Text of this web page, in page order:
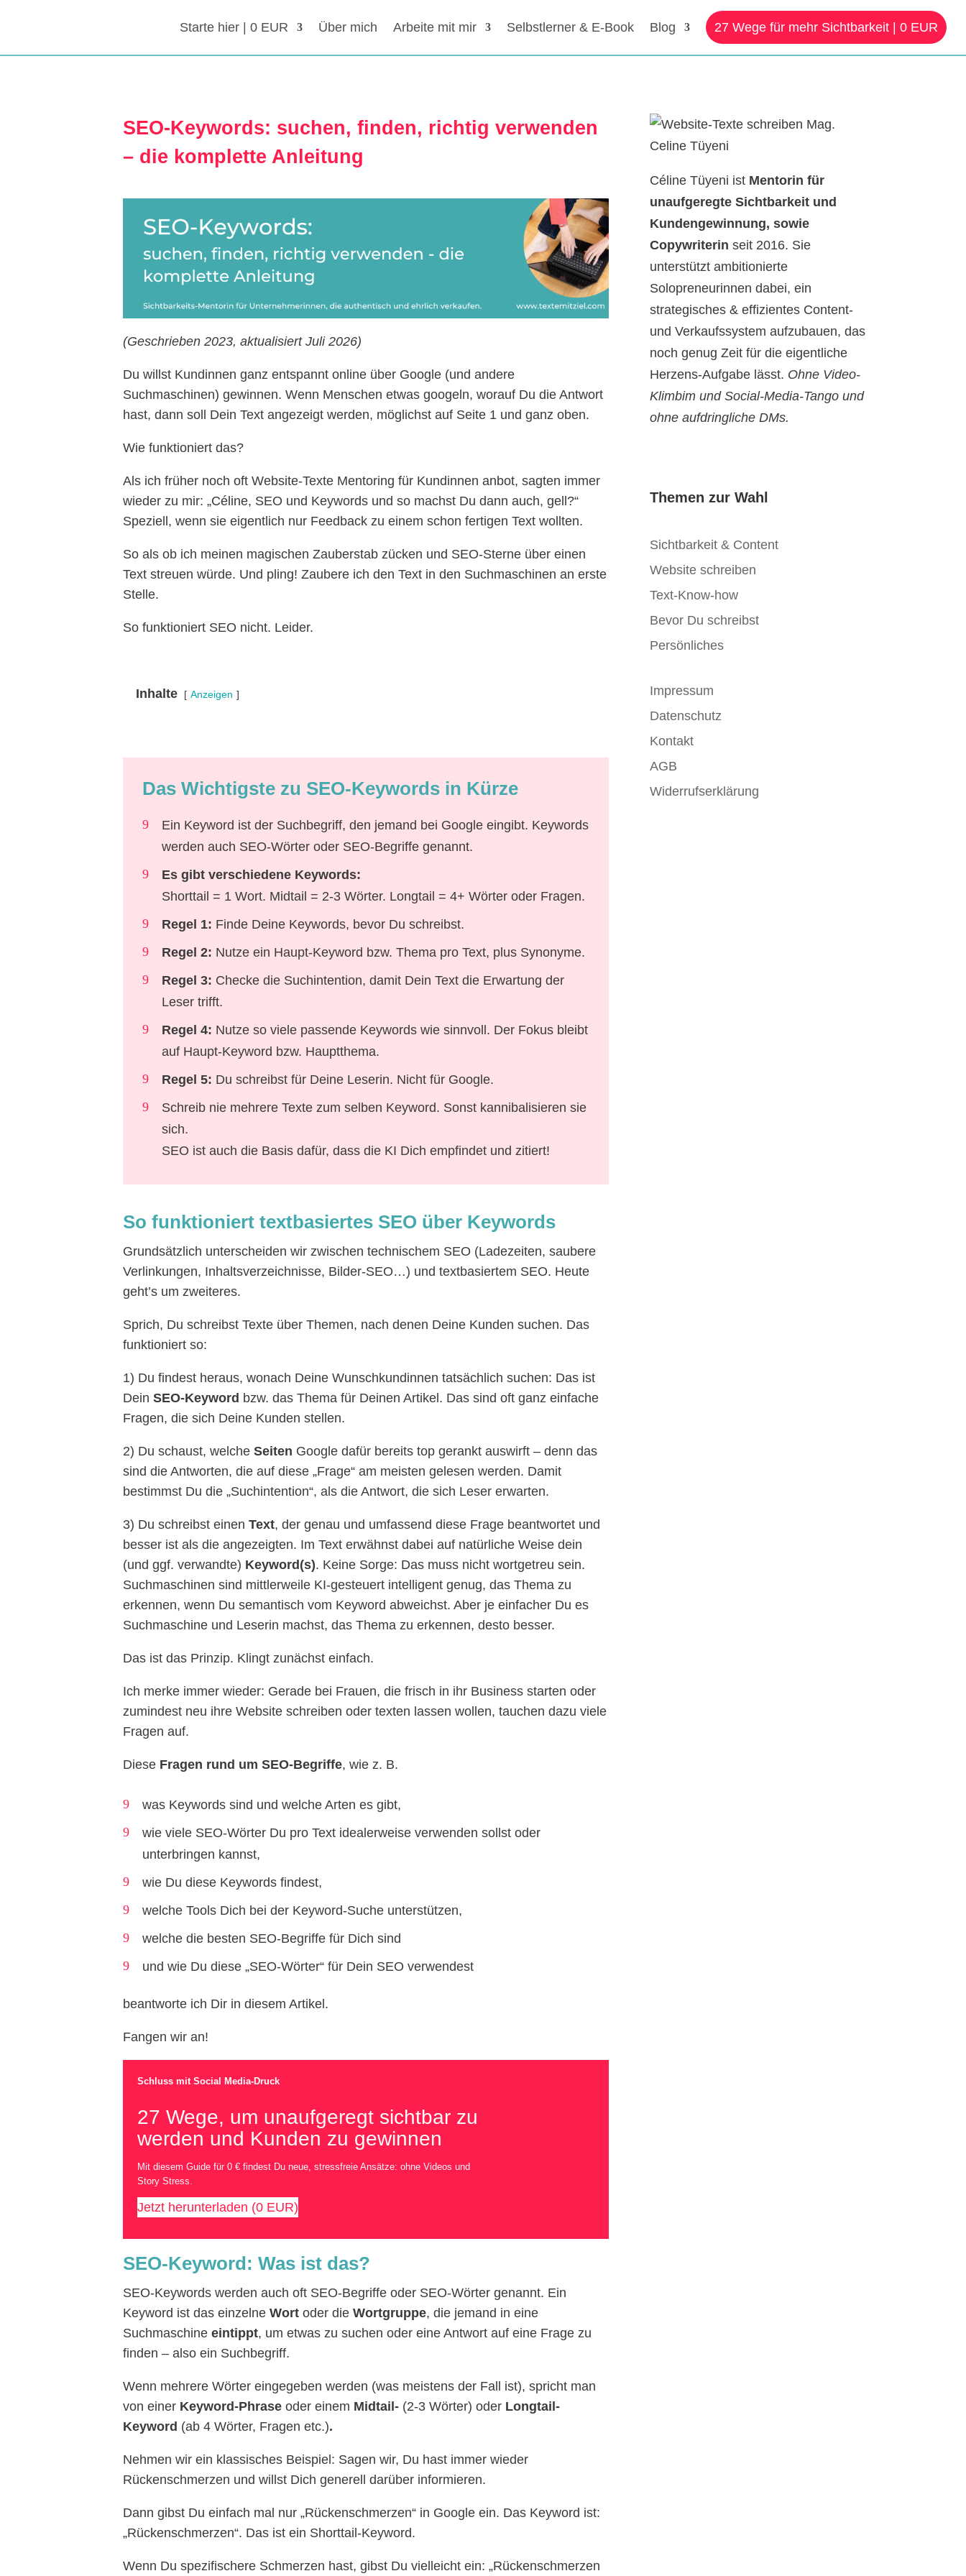
Starte hier | 0 EUR Über mich Arbeite mit mir Selbstlerner & E-Book Blog 27 Wege für mehr Sichtbarkeit | 0 EUR
SEO-Keywords: suchen, finden, richtig verwenden
– die komplette Anleitung
(Geschrieben 2023, aktualisiert Juli 2026)
Du willst Kundinnen ganz entspannt online über Google (und andere
Suchmaschinen) gewinnen. Wenn Menschen etwas googeln, worauf Du die Antwort
hast, dann soll Dein Text angezeigt werden, möglichst auf Seite 1 und ganz oben.
Wie funktioniert das?
Als ich früher noch oft Website-Texte Mentoring für Kundinnen anbot, sagten immer
wieder zu mir: „Céline, SEO und Keywords und so machst Du dann auch, gell?“
Speziell, wenn sie eigentlich nur Feedback zu einem schon fertigen Text wollten.
So als ob ich meinen magischen Zauberstab zücken und SEO-Sterne über einen
Text streuen würde. Und pling! Zaubere ich den Text in den Suchmaschinen an erste
Stelle.
So funktioniert SEO nicht. Leider.
Inhalte Anzeigen
Das Wichtigste zu SEO-Keywords in Kürze
Ein Keyword ist der Suchbegriff, den jemand bei Google eingibt. Keywords
werden auch SEO-Wörter oder SEO-Begriffe genannt.
Es gibt verschiedene Keywords:
Shorttail = 1 Wort. Midtail = 2-3 Wörter. Longtail = 4+ Wörter oder Fragen.
Regel 1: Finde Deine Keywords, bevor Du schreibst.
Regel 2: Nutze ein Haupt-Keyword bzw. Thema pro Text, plus Synonyme.
Regel 3: Checke die Suchintention, damit Dein Text die Erwartung der
Leser trifft.
Regel 4: Nutze so viele passende Keywords wie sinnvoll. Der Fokus bleibt
auf Haupt-Keyword bzw. Hauptthema.
Regel 5: Du schreibst für Deine Leserin. Nicht für Google.
Schreib nie mehrere Texte zum selben Keyword. Sonst kannibalisieren sie
sich.
SEO ist auch die Basis dafür, dass die KI Dich empfindet und zitiert!
So funktioniert textbasiertes SEO über Keywords
Grundsätzlich unterscheiden wir zwischen technischem SEO (Ladezeiten, saubere
Verlinkungen, Inhaltsverzeichnisse, Bilder-SEO…) und textbasiertem SEO. Heute
geht’s um zweiteres.
Sprich, Du schreibst Texte über Themen, nach denen Deine Kunden suchen. Das
funktioniert so:
1) Du findest heraus, wonach Deine Wunschkundinnen tatsächlich suchen: Das ist
Dein SEO-Keyword bzw. das Thema für Deinen Artikel. Das sind oft ganz einfache
Fragen, die sich Deine Kunden stellen.
2) Du schaust, welche Seiten Google dafür bereits top gerankt auswirft – denn das
sind die Antworten, die auf diese „Frage“ am meisten gelesen werden. Damit
bestimmst Du die „Suchintention“, als die Antwort, die sich Leser erwarten.
3) Du schreibst einen Text, der genau und umfassend diese Frage beantwortet und
besser ist als die angezeigten. Im Text erwähnst dabei auf natürliche Weise dein
(und ggf. verwandte) Keyword(s). Keine Sorge: Das muss nicht wortgetreu sein.
Suchmaschinen sind mittlerweile KI-gesteuert intelligent genug, das Thema zu
erkennen, wenn Du semantisch vom Keyword abweichst. Aber je einfacher Du es
Suchmaschine und Leserin machst, das Thema zu erkennen, desto besser.
Das ist das Prinzip. Klingt zunächst einfach.
Ich merke immer wieder: Gerade bei Frauen, die frisch in ihr Business starten oder
zumindest neu ihre Website schreiben oder texten lassen wollen, tauchen dazu viele
Fragen auf.
Diese Fragen rund um SEO-Begriffe, wie z. B.
was Keywords sind und welche Arten es gibt,
wie viele SEO-Wörter Du pro Text idealerweise verwenden sollst oder
unterbringen kannst,
wie Du diese Keywords findest,
welche Tools Dich bei der Keyword-Suche unterstützen,
welche die besten SEO-Begriffe für Dich sind
und wie Du diese „SEO-Wörter“ für Dein SEO verwendest
beantworte ich Dir in diesem Artikel.
Fangen wir an!
Schluss mit Social Media-Druck
27 Wege, um unaufgeregt sichtbar zu
werden und Kunden zu gewinnen
Mit diesem Guide für 0 € findest Du neue, stressfreie Ansätze: ohne Videos und
Story Stress.
Jetzt herunterladen (0 EUR)
SEO-Keyword: Was ist das?
SEO-Keywords werden auch oft SEO-Begriffe oder SEO-Wörter genannt. Ein
Keyword ist das einzelne Wortoder die Wortgruppe, die jemand in eine
Suchmaschine eintippt, um etwas zu suchen oder eine Antwort auf eine Frage zu
finden – also ein Suchbegriff.
Wenn mehrere Wörter eingegeben werden (was meistens der Fall ist), spricht man
von einer Keyword-Phraseoder einem Midtail-(2-3 Wörter) oder Longtail-
Keyword (ab 4 Wörter, Fragen etc.).
Nehmen wir ein klassisches Beispiel: Sagen wir, Du hast immer wieder
Rückenschmerzen und willst Dich generell darüber informieren.
Dann gibst Du einfach mal nur „Rückenschmerzen“ in Google ein. Das Keyword ist:
„Rückenschmerzen“. Das ist ein Shorttail-Keyword.
Wenn Du spezifischere Schmerzen hast, gibst Du vielleicht ein: „Rückenschmerzen
Céline Tüyeni ist Mentorin für
unaufgeregte Sichtbarkeit und
Kundengewinnung, sowie
Copywriterin seit 2016. Sie
unterstützt ambitionierte
Solopreneurinnen dabei, ein
strategisches & effizientes Content-
und Verkaufssystem aufzubauen, das
noch genug Zeit für die eigentliche
Herzens-Aufgabe lässt. Ohne Video-
Klimbim und Social-Media-Tango und
ohne aufdringliche DMs.
Themen zur Wahl
Sichtbarkeit & Content
Website schreiben
Text-Know-how
Bevor Du schreibst
Persönliches
Impressum
Datenschutz
Kontakt
AGB
Widerrufserklärung